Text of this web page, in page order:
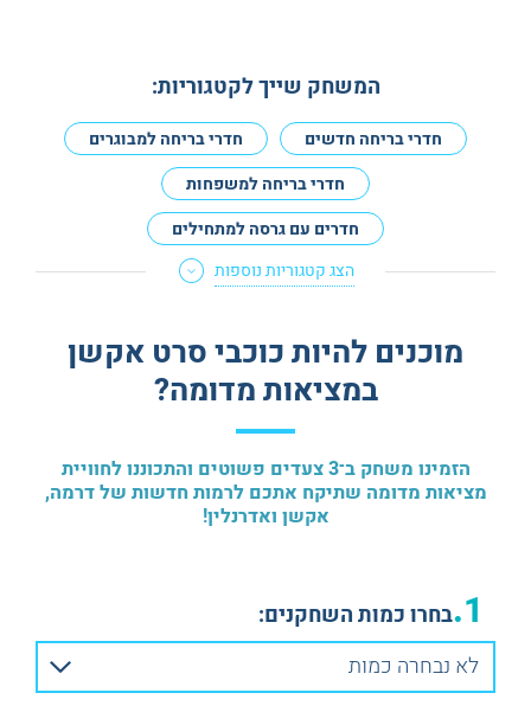
המשחק שייך לקטגוריות:
חדרי בריחה חדשים
חדרי בריחה למבוגרים
חדרי בריחה למשפחות
חדרים עם גרסה למתחילים
חדרי בריחה לא מפחידים
חדרי בריחה לזוגות
חדרי בריחה טכנולוגיים
הצג קטגוריות נוספות
מוכנים להיות כוכבי סרט אקשן
במציאות מדומה?
הזמינו משחק ב־3 צעדים פשוטים והתכוננו לחוויית
מציאות מדומה שתיקח אתכם לרמות חדשות של דרמה,
אקשן ואדרנלין!
1. בחרו כמות השחקנים:
לא נבחרה כמות